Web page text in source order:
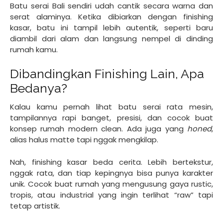
Batu serai Bali sendiri udah cantik secara warna dan
serat alaminya. Ketika dibiarkan dengan finishing
kasar, batu ini tampil lebih autentik, seperti baru
diambil dari alam dan langsung nempel di dinding
rumah kamu.
Dibandingkan Finishing Lain, Apa
Bedanya?
Kalau kamu pernah lihat batu serai rata mesin,
tampilannya rapi banget, presisi, dan cocok buat
konsep rumah modern clean. Ada juga yang honed,
alias halus matte tapi nggak mengkilap.
Nah, finishing kasar beda cerita. Lebih bertekstur,
nggak rata, dan tiap kepingnya bisa punya karakter
unik. Cocok buat rumah yang mengusung gaya rustic,
tropis, atau industrial yang ingin terlihat “raw” tapi
tetap artistik.